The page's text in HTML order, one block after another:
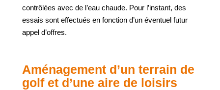
contrôlées avec de l’eau chaude. Pour l’instant, des
essais sont effectués en fonction d’un éventuel futur
appel d’offres.
Aménagement d’un terrain de
golf et d’une aire de loisirs